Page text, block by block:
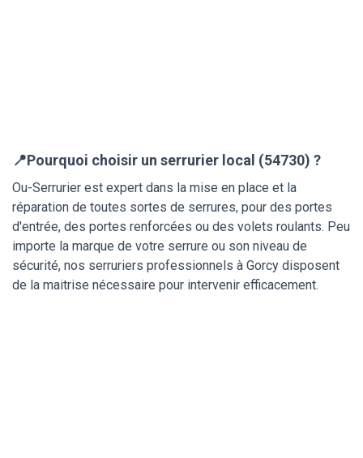
📍Pourquoi choisir un serrurier local (54730) ?
Ou-Serrurier est expert dans la mise en place et la
réparation de toutes sortes de serrures, pour des portes
d'entrée, des portes renforcées ou des volets roulants. Peu
importe la marque de votre serrure ou son niveau de
sécurité, nos serruriers professionnels à Gorcy disposent
de la maitrise nécessaire pour intervenir efficacement.